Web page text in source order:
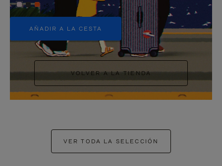
+5
AÑADIR A LA CESTA
VOLVER A LA TIENDA
VER TODA LA SELECCIÓN